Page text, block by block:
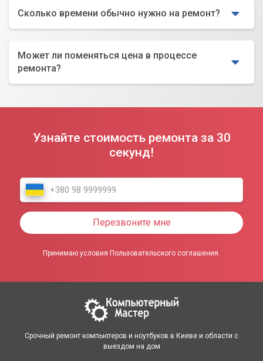
Сколько времени обычно нужно на ремонт?
Может ли поменяться цена в процессе
ремонта?
Узнайте стоимость ремонта за 30
секунд!
Перезвоните мне
Принимаю условия Пользовательского соглашения.
Срочный ремонт компьютеров и ноутбуков в Киеве и области с
выездом на дом